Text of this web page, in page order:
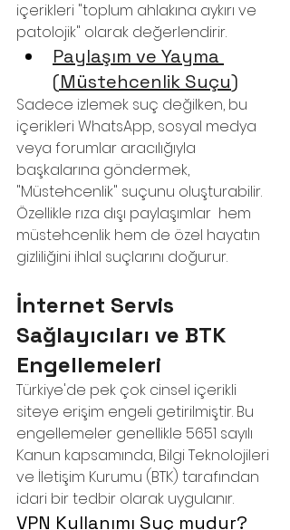
içerikleri "toplum ahlakına aykırı ve
patolojik" olarak değerlendirir.
Paylaşım ve Yayma
(Müstehcenlik Suçu)
Sadece izlemek suç değilken, bu
içerikleri WhatsApp, sosyal medya
veya forumlar aracılığıyla
başkalarına göndermek,
"Müstehcenlik" suçunu oluşturabilir.
Özellikle rıza dışı paylaşımlar  hem
müstehcenlik hem de özel hayatın
gizliliğini ihlal suçlarını doğurur.
İnternet Servis
Sağlayıcıları ve BTK
Engellemeleri
Türkiye'de pek çok cinsel içerikli
siteye erişim engeli getirilmiştir. Bu
engellemeler genellikle 5651 sayılı
Kanun kapsamında, Bilgi Teknolojileri
ve İletişim Kurumu (BTK) tarafından
idari bir tedbir olarak uygulanır.
VPN Kullanımı Suç mudur?